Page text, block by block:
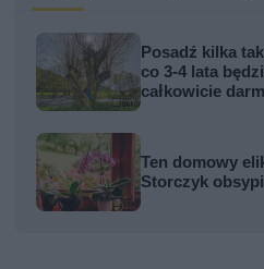
Posadź kilka
co 3-4 lata
całkowicie
Ten domowy
Storczyk